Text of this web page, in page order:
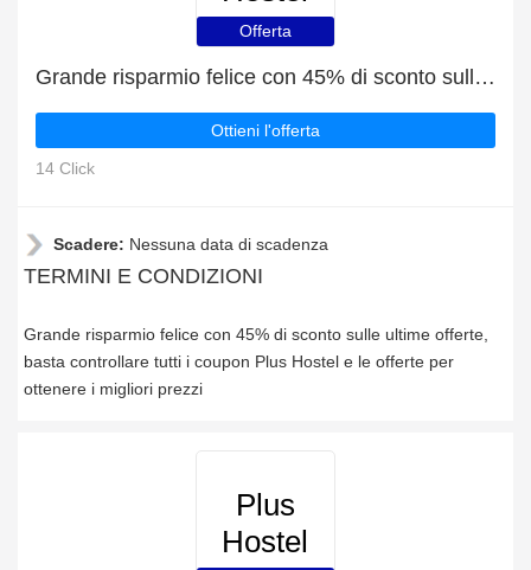
Offerta
Grande risparmio felice con 45% di sconto sulle ultime offerte
Ottieni l'offerta
14 Click
Scadere: Nessuna data di scadenza
TERMINI E CONDIZIONI
Grande risparmio felice con 45% di sconto sulle ultime offerte,
basta controllare tutti i coupon Plus Hostel e le offerte per
ottenere i migliori prezzi
Plus
Hostel